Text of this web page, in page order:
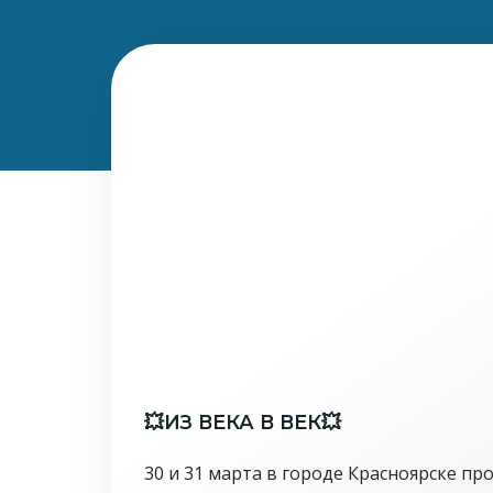
💥ИЗ ВЕКА В ВЕК💥
30 и 31 марта в городе Красноярске